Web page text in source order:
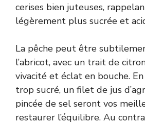
cerises bien juteuses,
légèrement plus sucrée et
La pêche peut être
l’abricot, avec un trait de
vivacité et éclat en bouche. En
trop sucré, un filet de jus
pincée de sel seront vos
restaurer l’équilibre. Au